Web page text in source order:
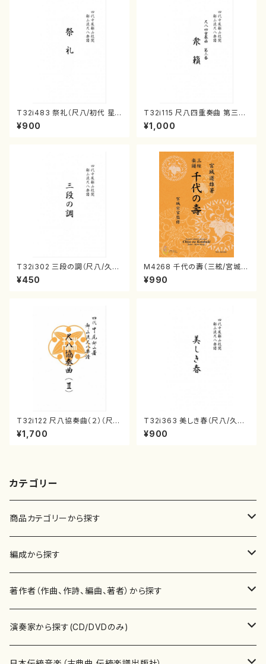
T32i483 祭礼（尺八/初代 星
田一山/楽譜）都山流公刊楽譜曲
番:2191
¥900
T32i115 尺八四重奏曲 第三番
衆籟（尺八/初代 山本邦山/尺
八/都山式譜）都山流公刊楽譜曲
¥1,000
T32i302 三段の調（尺八/久本
玄智/楽譜）都山no:2003
¥450
M4268 千代の壽（三絃/宮城道
雄著・宮城宗家監修/三絃楽譜）
¥990
T32i122 尺八協奏曲（２）（尺
八/二代 山本邦山/尺八/都山式
譜）都山流公刊楽譜曲番:571
¥1,700
T32i363 美しき春（尺八/久本
玄智/楽譜）都山流公刊楽譜曲
番:2068
¥900
カテゴリー
商品カテゴリーから探す
楽譜
書籍
書籍
テキストブック
CD・DVD
編成から探す
邦楽器
箏・琴（ソロ）
箏・琴（合奏）
合唱
混声合唱
著作者（作曲、作詩、編曲、著者）から探す
あ行
青木省三(アオキ ショウゾウ)
演奏家から探す(CD/DVDのみ)